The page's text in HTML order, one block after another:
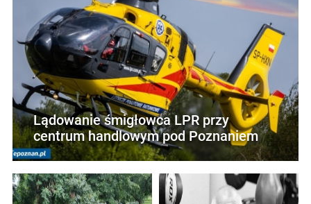
Lądowanie śmigłowca LPR przy
centrum handlowym pod Poznaniem